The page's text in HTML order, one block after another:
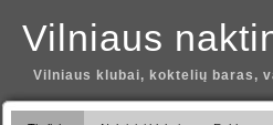
Vilniaus
Vilniaus klubai, koktelių baras,